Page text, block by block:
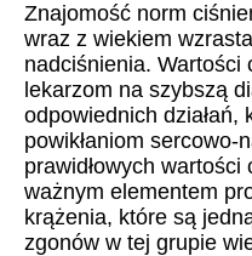
Znajomość norm
wraz z wiekiem
nadciśnienia. Wartości
lekarzom na szybszą
odpowiednich działań,
powikłaniom
prawidłowych
ważnym elementem
krążenia, które są
zgonów w tej grupie